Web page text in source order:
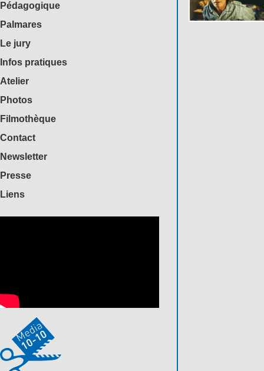
Pédagogique
Palmares
Le jury
Infos pratiques
Atelier
Photos
Filmothèque
Contact
Newsletter
Presse
Liens